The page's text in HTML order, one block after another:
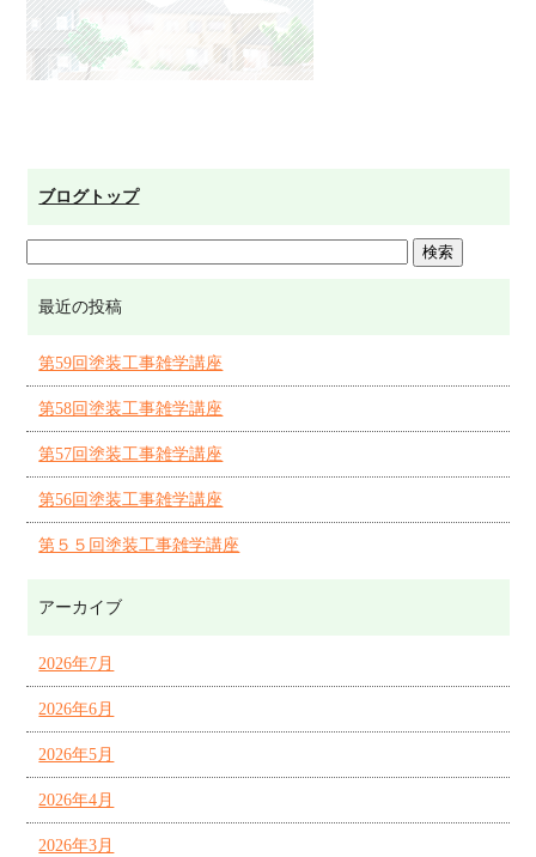
ブログトップ
最近の投稿
第59回塗装工事雑学講座
第58回塗装工事雑学講座
第57回塗装工事雑学講座
第56回塗装工事雑学講座
第５５回塗装工事雑学講座
アーカイブ
2026年7月
2026年6月
2026年5月
2026年4月
2026年3月